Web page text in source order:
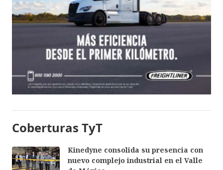
Coberturas TyT
Kinedyne consolida su presencia con
nuevo complejo industrial en el Valle